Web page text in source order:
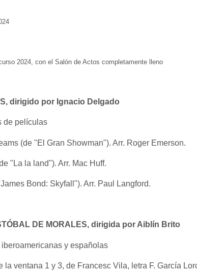
2024, con el Salón de Actos completamente lleno
dirigido por Ignacio Delgado
películas
(de "El Gran Showman"). Arr. Roger Emerson.
"La la land"). Arr. Mac Huff.
Bond: Skyfall"). Arr. Paul Langford.
DE MORALES, dirigida por Aiblín Brito
y españolas
la ventana 1 y 3, de Francesc Vila, letra F. García